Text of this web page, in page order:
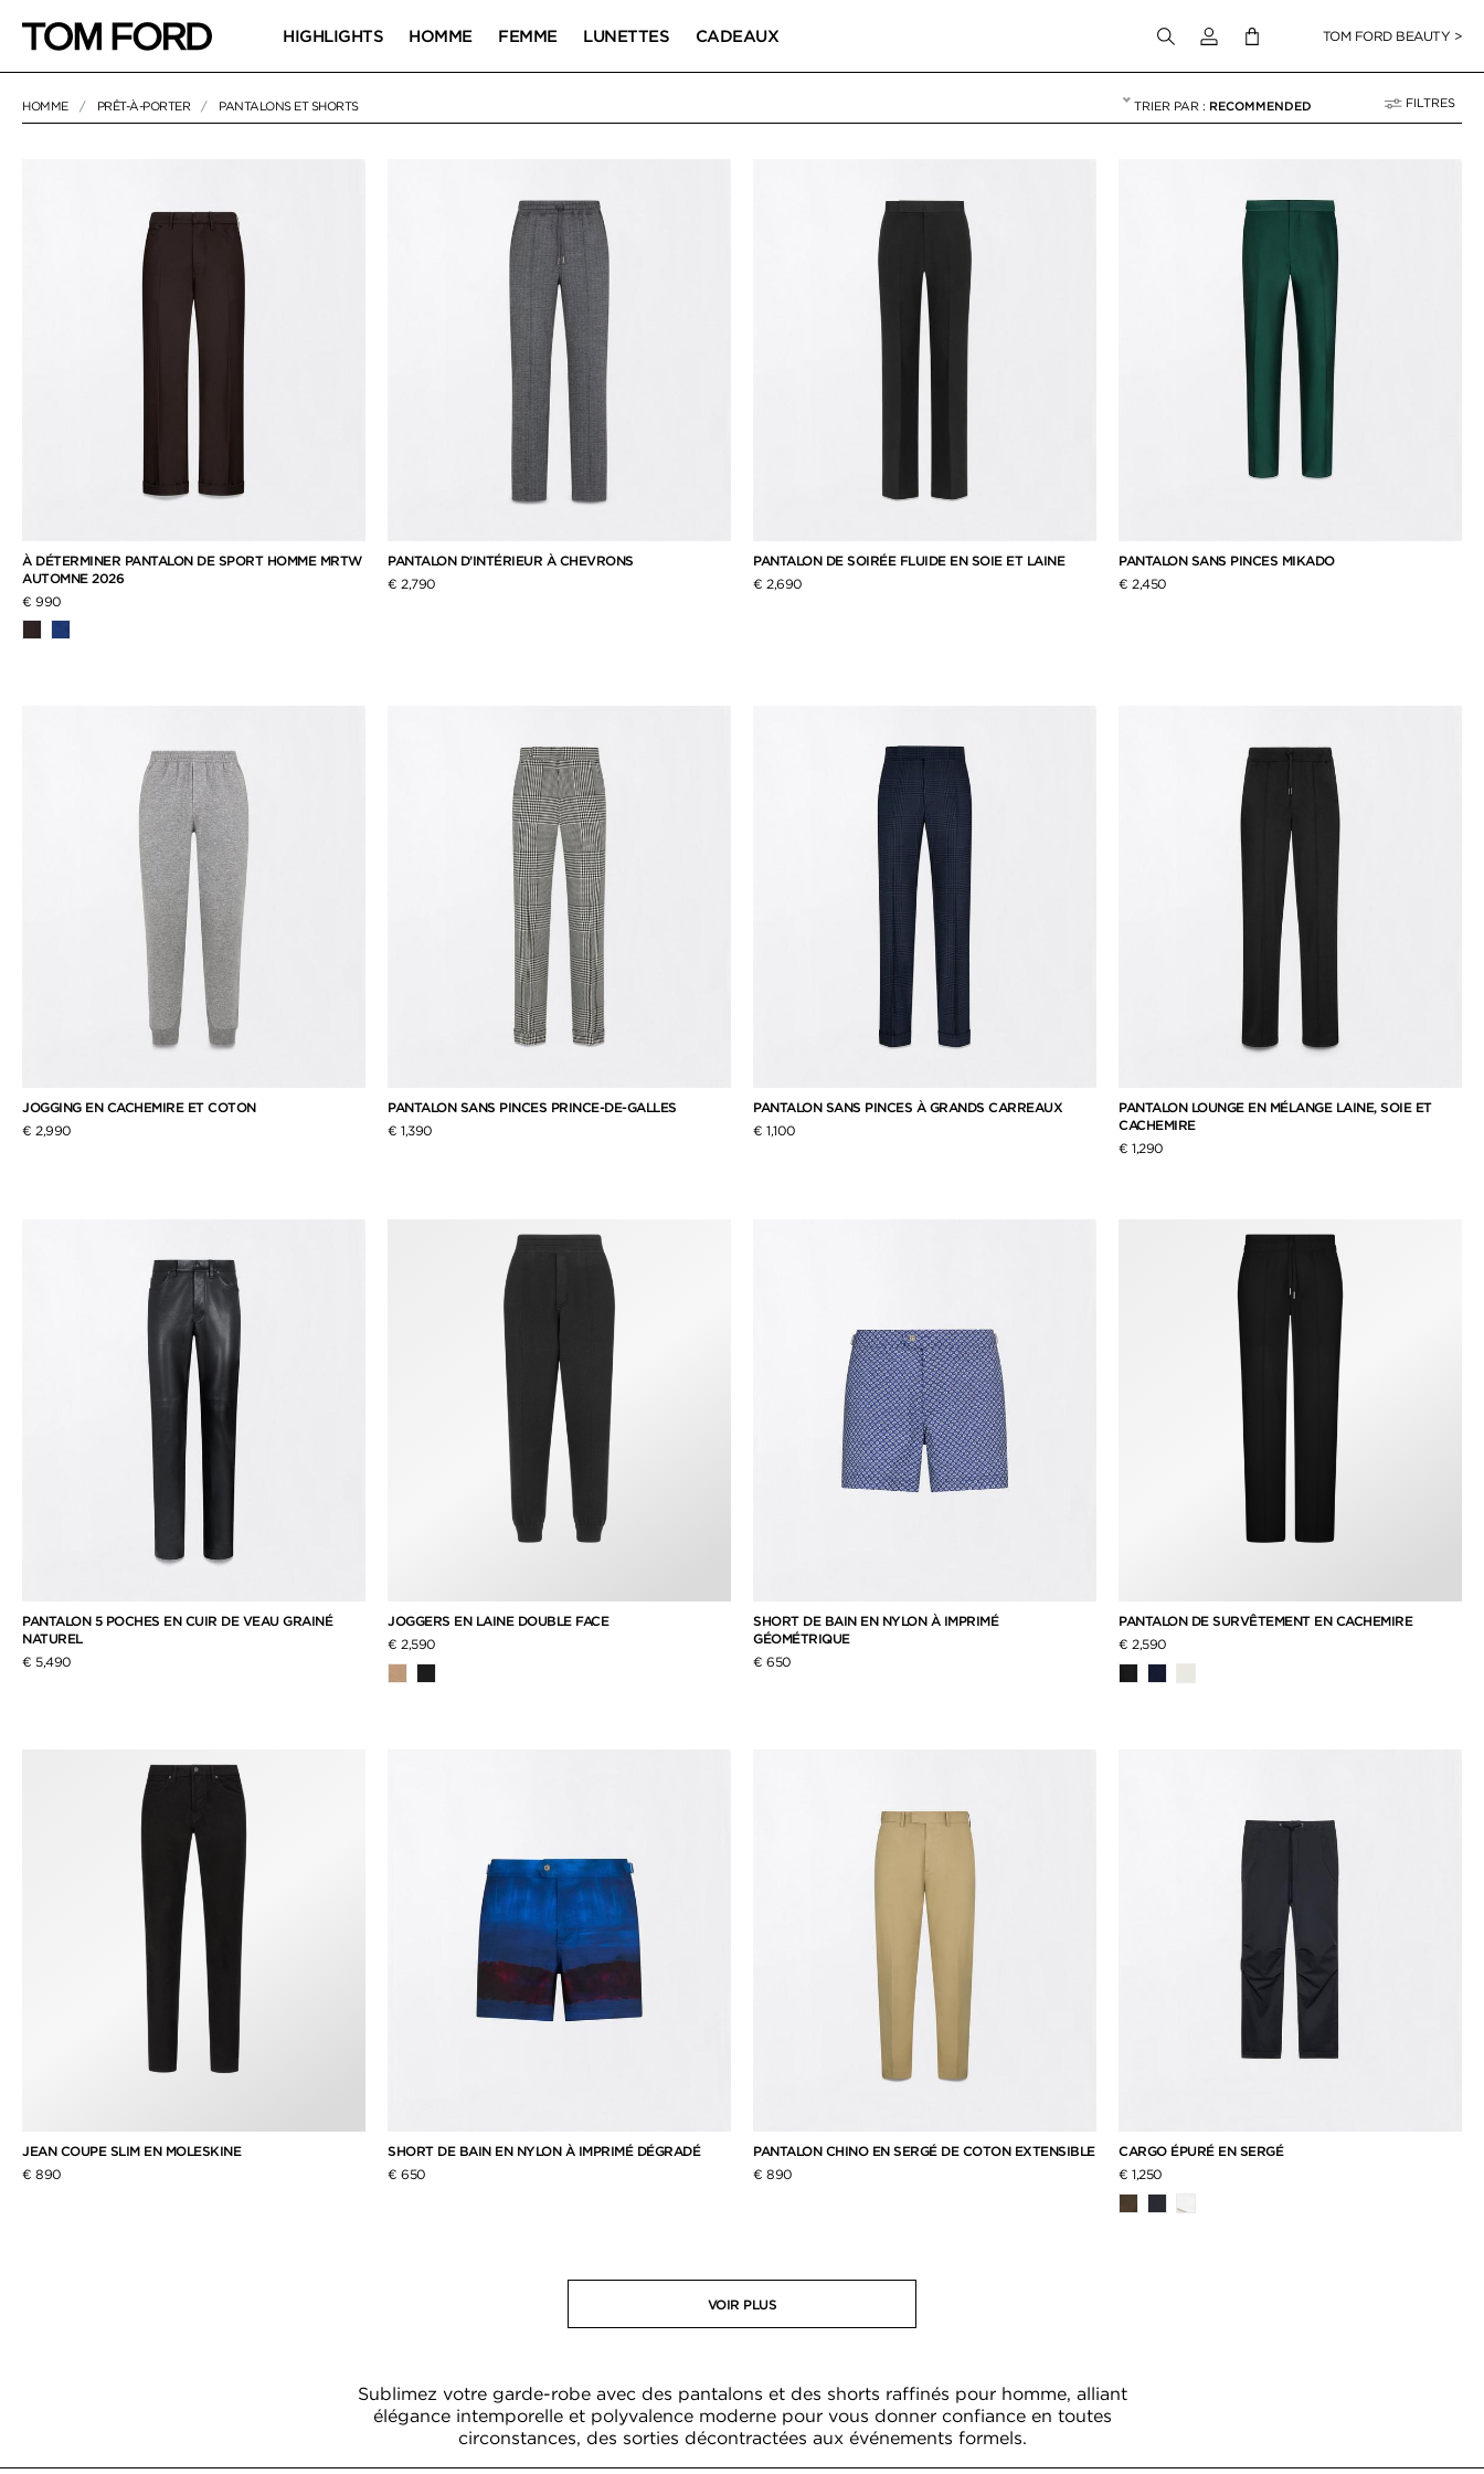
HIGHLIGHTS HOMME FEMME LUNETTES CADEAUX Connectez-vous à votre compte
TOM FORD BEAUTY >
HOMME PRÊT-À-PORTER PANTALONS ET SHORTS RECOMMENDED FILTRES
NULL "PANTALONS ET SHORTS"
À DÉTERMINER PANTALON DE SPORT HOMME MRTW
AUTOMNE 2026
€ 990
PANTALON D’INTÉRIEUR À CHEVRONS
€ 2,790
PANTALON DE SOIRÉE FLUIDE EN SOIE ET LAINE
€ 2,690
PANTALON SANS PINCES MIKADO
€ 2,450
JOGGING EN CACHEMIRE ET COTON
€ 2,990
PANTALON SANS PINCES PRINCE-DE-GALLES
€ 1,390
PANTALON SANS PINCES À GRANDS CARREAUX
€ 1,100
PANTALON LOUNGE EN MÉLANGE LAINE, SOIE ET
CACHEMIRE
€ 1,290
PANTALON 5 POCHES EN CUIR DE VEAU GRAINÉ
NATUREL
€ 5,490
JOGGERS EN LAINE DOUBLE FACE
€ 2,590
SHORT DE BAIN EN NYLON À IMPRIMÉ
GÉOMÉTRIQUE
€ 650
PANTALON DE SURVÊTEMENT EN CACHEMIRE
€ 2,590
JEAN COUPE SLIM EN MOLESKINE
€ 890
SHORT DE BAIN EN NYLON À IMPRIMÉ DÉGRADÉ
€ 650
PANTALON CHINO EN SERGÉ DE COTON EXTENSIBLE
€ 890
CARGO ÉPURÉ EN SERGÉ
€ 1,250
VOIR PLUS
Sublimez votre garde-robe avec des pantalons et des shorts raffinés pour homme, alliant
élégance intemporelle et polyvalence moderne pour vous donner confiance en toutes
circonstances, des sorties décontractées aux événements formels.